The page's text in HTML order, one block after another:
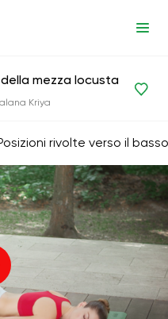
rivolte verso il basso
mezza locusta
Kriya
rivolte verso il basso